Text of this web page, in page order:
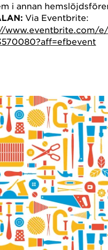
i annan
Via Eventbrite:
www.eventbrite.com/